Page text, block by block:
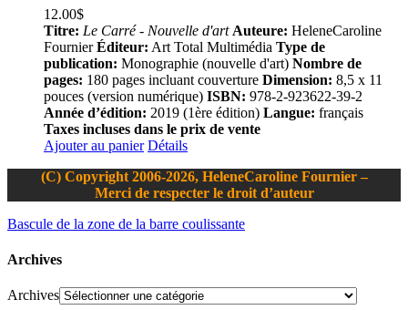
12.00$
Titre: Le Carré - Nouvelle d'art Auteure: HeleneCaroline
FournierÉditeur: Art Total Multimédia Type de
publication: Monographie (nouvelle d'art) Nombre de
pages: 180 pages incluant couverture Dimension: 8,5 x 11
pouces (version numérique) ISBN: 978-2-923622-39-2
Année d’édition: 2019 (1ère édition) Langue: français
Taxes incluses dans le prix de vente
Ajouter au panier Détails
(C) Copyright 2006-2026, HeleneCaroline Fournier –
Merci de respecter le droit d’auteur
Bascule de la zone de la barre coulissante
Archives
Archives